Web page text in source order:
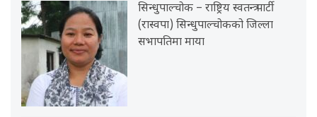
सिन्धुपाल्चोक – राष्ट्रिय स्वतन्त्र पार्टी
(रास्वपा) सिन्धुपाल्चोकको जिल्ला
सभापतिमा माया